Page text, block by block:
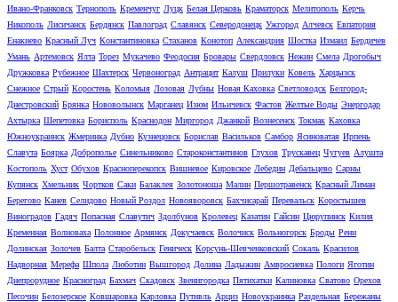
Ивано-Франковск Тернополь Кременчуг Луцк Белая Церковь Краматорск Мелитополь Керчь
Никополь Лисичанск Бердянск Павлоград Славянск Северодонецк Ужгород Алчевск Евпатория
Енакиево Красный Луч Константиновка Стаханов Конотоп Александрия Шостка Измаил Бердичев
Умань Артемовск Ялта Торез Мукачево Феодосия Бровары Свердловск Нежин Смела Дрогобыч
Дружковка Рубежное Шахтерск Червоноград Антрацит Калуш Прилуки Ковель Харцызск
Снежное Стрый Коростень Коломыя Лозовая Лубны Новая Каховка Светловодск Белгород-
Днестровский Брянка Нововолынск Марганец Изюм Ильичевск Фастов Желтые Воды Энергодар
Ахтырка Шепетовка Борисполь Краснодон Миргород Джанкой Вознесенск Токмак Каховка
Южноукраинск Жмеринка Дубно Кузнецовск Борислав Васильков Самбор Ясиноватая Ирпень
Славута Боярка Доброполье Синельниково Староконстантинов Глухов Трускавец Чугуев Алушта
Костополь Хуст Обухов Красноперекопск Вишневое Кировское Лебедин Дебальцево Сарны
Купянск Хмельник Чортков Саки Балаклея Золотоноша Малин Першотравенск Красный Лиман
Берегово Канев Селидово Новый Роздол Новояворовск Бахчисарай Перевальск Коростышев
Виноградов Гадяч Попасная Славутич Здолбунов Кролевец Казатин Гайсин Цюрупинск Килия
Кременная Волноваха Полонное Армянск Докучаевск Волочиск Вольногорск Броды Рени
Долинская Золочев Балта Старобельск Геническ Корсунь-Шевченковский Сокаль Красилов
Надворная Мерефа Шпола Люботин Вышгород Долина Ладыжин Амвросиевка Пологи Яготин
Днепрорудное Красноград Бахмач Скадовск Звенигородка Пятихатки Калиновка Сватово Орехов
Песочин Белозерское Ковшаровка Карловка Путивль Арциз Новоукраинка Раздельная Бережаны